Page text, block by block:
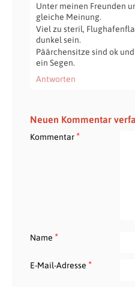
Unter meinen Freunden
gleiche Meinung.
Viel zu steril,
dunkel sein.
Päärchensitze sind ok
ein Segen.
Antworten
Neuen Kommentar
Kommentar*
Name *
E-Mail-Adresse *